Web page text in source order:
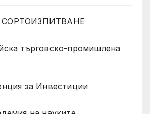
търговско-промишлена
за Инвестиции